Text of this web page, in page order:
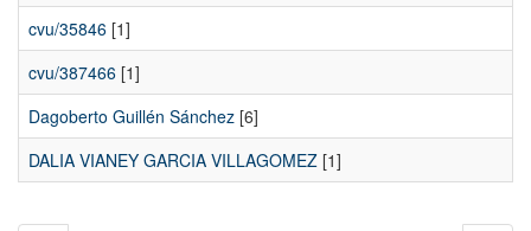
cvu/35846 [1]
cvu/387466 [1]
Dagoberto Guillén Sánchez [6]
DALIA VIANEY GARCIA VILLAGOMEZ [1]